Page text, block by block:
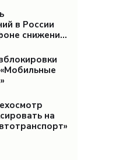
/ Работа и образование /
в России
снижения
на